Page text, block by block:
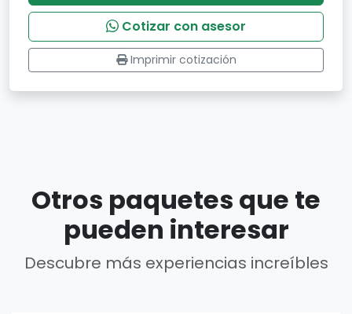
Cotizar con asesor
Imprimir cotización
Otros paquetes que te
pueden interesar
Descubre más experiencias increíbles